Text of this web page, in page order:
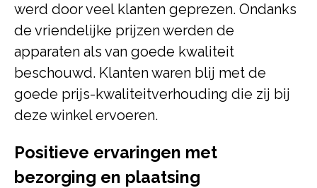
werd door veel klanten geprezen. Ondanks
de vriendelijke prijzen werden de
apparaten als van goede kwaliteit
beschouwd. Klanten waren blij met de
goede prijs-kwaliteitverhouding die zij bij
deze winkel ervoeren.
Positieve ervaringen met
bezorging en plaatsing